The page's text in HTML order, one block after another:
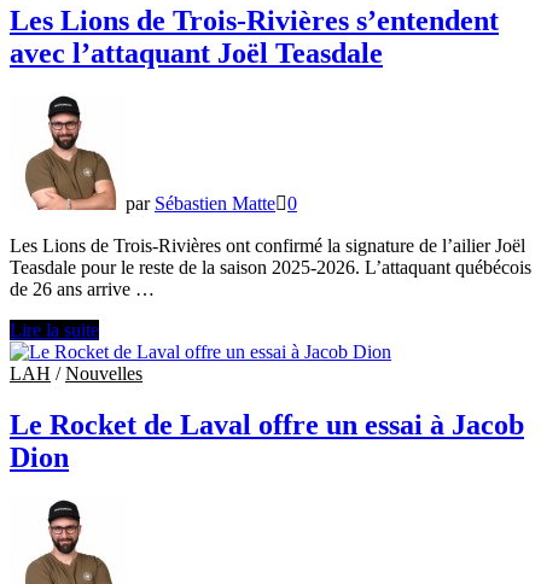
professionnel
avec
le
Syracuse
Les Lions de Trois-Rivières s’entendent
avec l’attaquant Joël Teasdale
par Sébastien Matte 0
Les Lions de Trois-Rivières ont confirmé la signature de l’ailier Joël
Teasdale pour le reste de la saison 2025-2026. L’attaquant québécois
de 26 ans arrive …
Les
Lions
de
Rivières
s’entendent
avec
Teasdale
Lire la suite
LAH /Nouvelles
Le Rocket de Laval offre un essai à Jacob
Dion